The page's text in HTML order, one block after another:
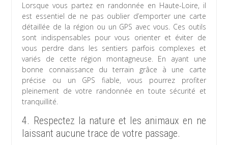
Lorsque vous partez en randonnée en Haute-Loire, il
est essentiel de ne pas oublier d’emporter une carte
détaillée de la région ou un GPS avec vous. Ces outils
sont indispensables pour vous orienter et éviter de
vous perdre dans les sentiers parfois complexes et
variés de cette région montagneuse. En ayant une
bonne connaissance du terrain grâce à une carte
précise ou un GPS fiable, vous pourrez profiter
pleinement de votre randonnée en toute sécurité et
tranquillité.
4. Respectez la nature et les animaux en ne
laissant aucune trace de votre passage.